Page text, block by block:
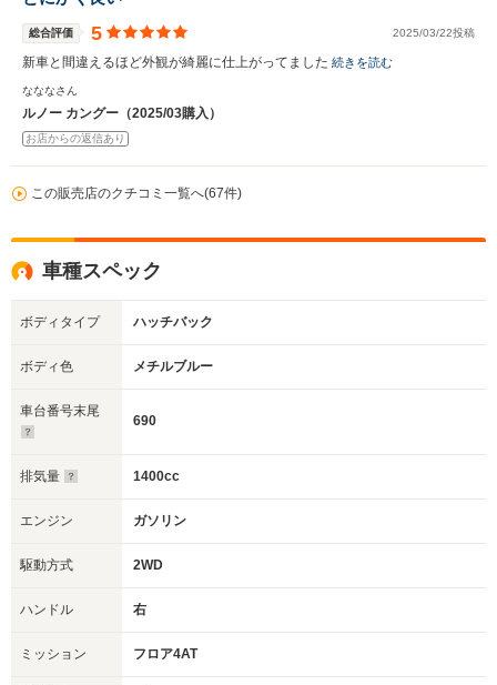
総合評価 5 2025/03/22投稿
新車と間違えるほど外観が綺麗に仕上がってました 続きを読む
なななさん
ルノー カングー（2025/03購入）
お店からの返信あり
この販売店のクチコミ一覧へ(67件)
車種スペック
ボディタイプ ハッチバック
ボディ色 メチルブルー
車台番号末尾
690
排気量 1400cc
エンジン ガソリン
駆動方式 2WD
ハンドル 右
ミッション フロア4AT